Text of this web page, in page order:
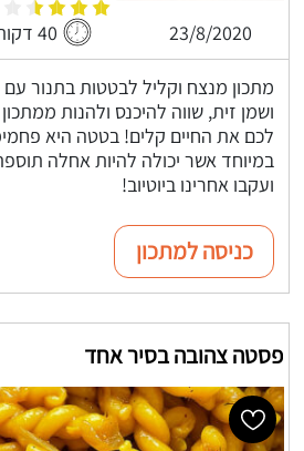
23/8/2020 40 דקות
מתכון מנצח וקליל לבטטות בתנור
ושמן זית, שווה להיכנס ולהנות
לכם את החיים קלים! בטטה היא
במיוחד אשר יכולה להיות אחלה
ועקבו אחרינו ביוטיוב!
כניסה למתכון
פסטה צהובה בסיר אחד